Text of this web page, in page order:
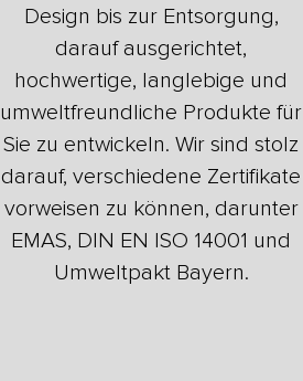
Design bis zur Entsorgung,
darauf ausgerichtet,
hochwertige, langlebige und
umweltfreundliche Produkte für
Sie zu entwickeln. Wir sind stolz
darauf, verschiedene Zertifikate
vorweisen zu können, darunter
EMAS, DIN EN ISO 14001 und
Umweltpakt Bayern.